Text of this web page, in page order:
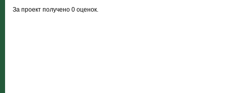
За проект получено 0 оценок.